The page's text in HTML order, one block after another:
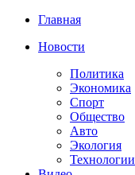
Главная
Новости
Политика
Экономика
Спорт
Общество
Авто
Экология
Технологии